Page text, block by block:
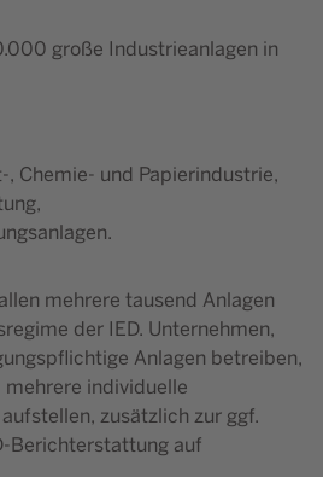
große Industrieanlagen in
, Chemie- und Papierindustrie,
mehrere tausend Anlagen
der IED. Unternehmen,
Anlagen betreiben,
individuelle
zusätzlich zur ggf.
Berichterstattung auf